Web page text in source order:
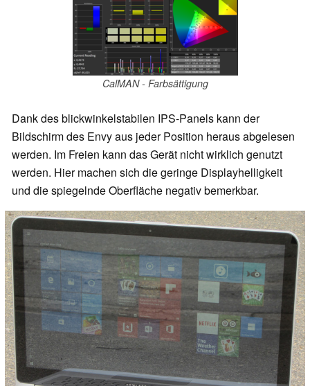
CalMAN - Farbsättigung
Dank des blickwinkelstabilen IPS-Panels kann der
Bildschirm des Envy aus jeder Position heraus abgelesen
werden. Im Freien kann das Gerät nicht wirklich genutzt
werden. Hier machen sich die geringe Displayhelligkeit
und die spiegelnde Oberfläche negativ bemerkbar.